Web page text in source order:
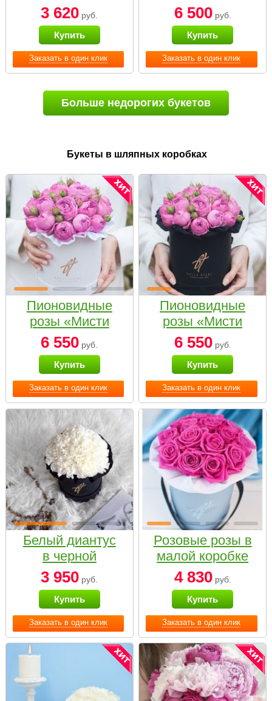
Заказать в один клик
3 620 руб.
Купить
Заказать в один клик
6 500руб.
Купить
Больше недорогих букетов
Букеты в шляпных коробках
Заказать в один клик
Пионовидные
розы «Мисти
бабблс» в белой
коробке Small
6 550 руб.
Купить
Заказать в один клик
Пионовидные
розы «Мисти
бабблс» в
черной коробке
Small
6 550руб.
Купить
Заказать в один клик
Белый диантус
в черной
коробке Small
3 950 руб.
Купить
Заказать в один клик
Розовые розы в
малой коробке
4 830руб.
Купить